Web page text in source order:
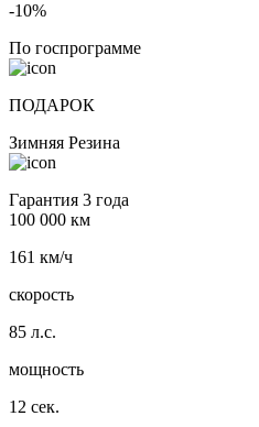
-10%
По госпрограмме
ПОДАРОК
Зимняя Резина
Гарантия 3 года
100 000 км
161 км/ч
скорость
85 л.с.
мощность
12 сек.